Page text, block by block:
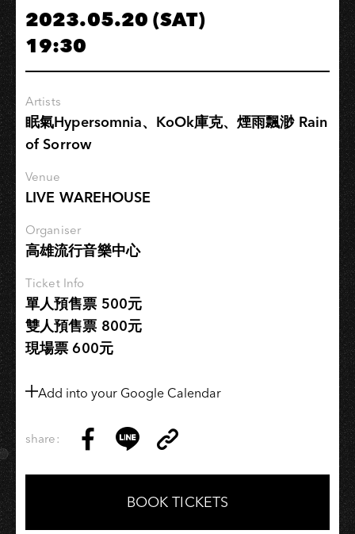
——
《過
渡
的
單
曲
｜
高
雄
2023.05.20 (SAT)
19:30
Artists
眠氣Hypersomnia、KoOk庫克、煙雨飄渺 Rain
of Sorrow
Venue
LIVE WAREHOUSE
Organiser
高雄流行音樂中心
Ticket Info
單人預售票 500元
雙人預售票 800元
現場票 600元
Add into your Google Calendar
share:
on
Facebook
on
LINE
Link
Copy
BOOK TICKETS